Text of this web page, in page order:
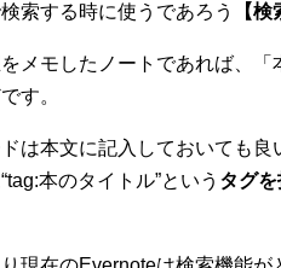
索する時に使うであろう 【
メモしたノートであれば、「
す。
は本文に記入しておいても
本のタイトル”という タグ